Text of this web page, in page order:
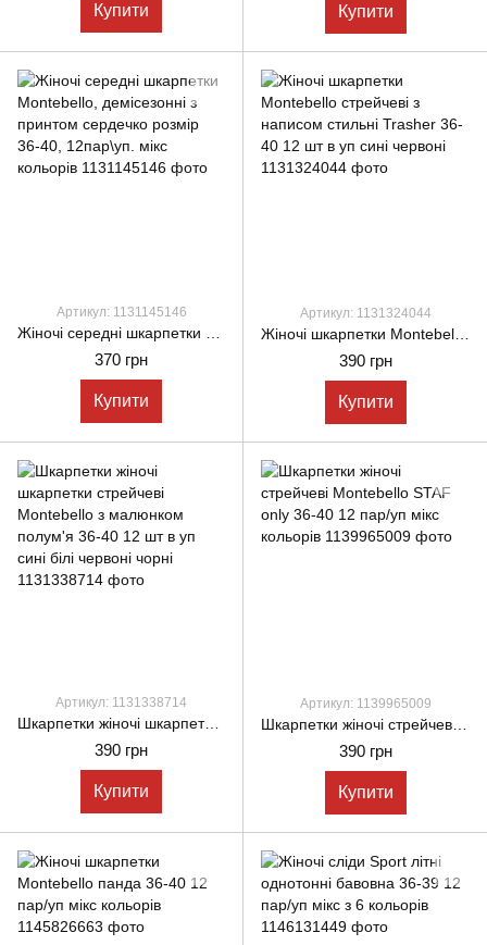
Купити Купити
Артикул: 1131145146
370 грн
Купити
Артикул: 1131324044
390 грн
Купити
Артикул: 1131338714
Шкарпетки жіночі шкарпетки стрейчеві Montebello з малюнком полум'я 36-40 12 шт в уп сині білі червоні чорні
390 грн
Купити
Артикул: 1139965009
390 грн
Купити